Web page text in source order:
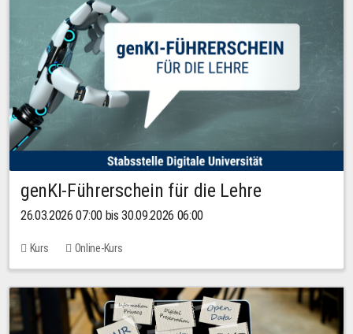
genKI-Führerschein für die Lehre
26.03.2026 07:00 bis 30.09.2026 06:00
Kurs Online-Kurs